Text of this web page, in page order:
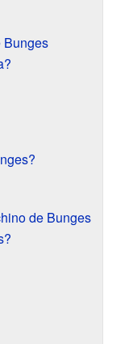
Bunges
de Bunges